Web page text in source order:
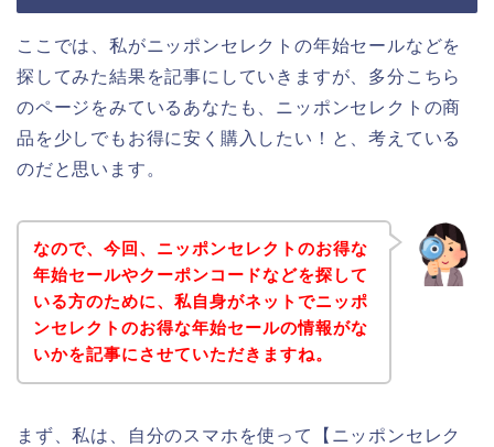
ここでは、私がニッポンセレクトの年始セールなどを
探してみた結果を記事にしていきますが、多分こちら
のページをみているあなたも、ニッポンセレクトの商
品を少しでもお得に安く購入したい！と、考えている
のだと思います。
なので、今回、ニッポンセレクトのお得な
年始セールやクーポンコードなどを探して
いる方のために、私自身がネットでニッポ
ンセレクトのお得な年始セールの情報がな
いかを記事にさせていただきますね。
まず、私は、自分のスマホを使って【ニッポンセレク